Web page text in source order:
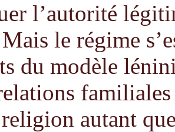
l’autorité
le régime
du modèle
autant